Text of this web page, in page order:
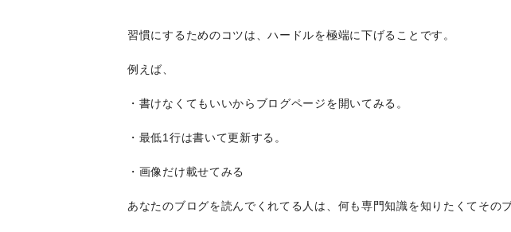
習慣にするためのコツは、ハードルを極端に下げることです。
例えば、
・書けなくてもいいからブログページを開いてみる。
・最低1行は書いて更新する。
・画像だけ載せてみる
あなたのブログを読んでくれてる人は、何も専門知識を知りたくてその